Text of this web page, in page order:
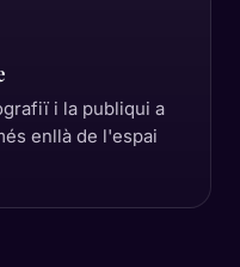
i la publiqui a
enllà de l'espai